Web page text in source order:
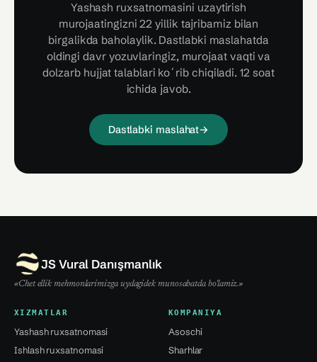
Yashash ruxsatnomasini uzaytirish
murojaatingizni 22 yillik tajribamiz bilan
birgalikda baholaylik. Dastlabki maslahatda
oldingi davr yozuvlaringiz, murojaat vaqti va
dolzarb hujjat talablari koʻrib chiqiladi. 12 soat
ichida javob.
Dastlabki maslahat→
JS Vural Danışmanlık
«Chet ellik mehmonlarimizga uydagidek munosabatda bo'lamiz.»
XIZMATLAR
Yashash ruxsatnomasi
Ishlash ruxsatnomasi
KOMPANIYA
Asoschi
Sharhlar